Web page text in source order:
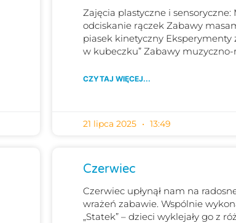
Zajęcia plastyczne i
odciskanie rączek Zabawy
piasek kinetyczny Eksperymenty
w kubeczku” Zabawy
CZYTAJ WIĘCEJ...
21 lipca 2025 13:49
Czerwiec
Czerwiec upłynął nam na
wrażeń zabawie. Wspólnie
„Statek” – dzieci wyklejały go z